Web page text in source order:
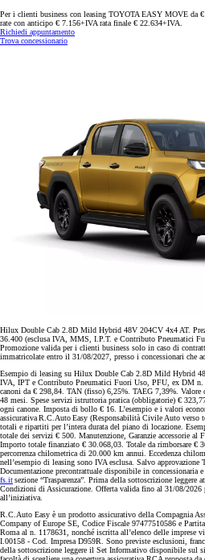
Per i clienti business con leasing TOYOTA EASY MOVE da
rate con anticipo € 7.156+IVA rata finale € 22.634+IVA.
Richiedi appuntamento
Trova concessionario
Hilux Double Cab 2.8D Mild Hybrid 48V 204CV 4x4 AT.
36.400 (esclusa IVA, MMS, I.P.T. e Contributo Pneumatici
Promozione valida per i clienti business solo in caso di
immatricolate entro il 31/08/2027, presso i concessionari che
Esempio di leasing su Hilux Double Cab 2.8D Mild Hybrid
IVA, IPT e Contributo Pneumatici Fuori Uso, PFU, ex DM
canoni da € 298,84. TAN (fisso) 6,25%. TAEG 7,39%.
48 mesi. Spese servizi istruttoria pratica (obbligatorie) €
ogni canone. Imposta di bollo € 16. L’esempio e i valori
assicurativa R.C.Auto Easy (Responsabilità Civile Auto
totali e ripartiti per l’intera durata del piano di locazione.
totale dei servizi € 500. Manutenzione, Garanzie accessorie
Importo totale finanziato € 30.068,03. Totale da rimborsare €
percorrenza chilometrica di 20.000 km annui. Eccedenza
nell’esempio di leasing sono IVA esclusa. Salvo approvazione
Documentazione precontrattuale disponibile in concessionaria
fs.itsezione “Trasparenza”. Prima della sottoscrizione
Condizioni di Assicurazione. Offerta valida fino al 31/08/2026
all’iniziativa.
R.C.Auto Easy è un prodotto assicurativo della Compagnia
Company of Europe SE, Codice Fiscale 97477510586 e
Roma al n. 1178631, nonché iscritta all’elenco delle imprese
I.00158 - Cod. Impresa D959R. Sono previste esclusioni,
della sottoscrizione leggere il Set Informativo disponibile sul